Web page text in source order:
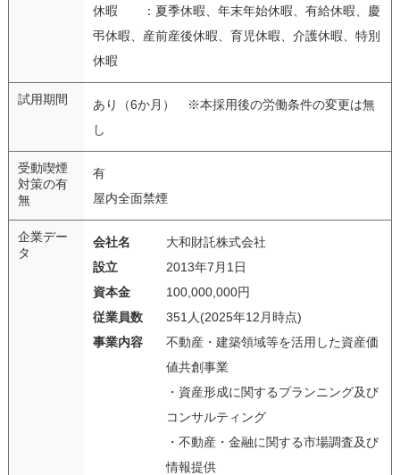
休暇 ：夏季休暇、年末年始休暇、有給休暇、慶
弔休暇、産前産後休暇、育児休暇、介護休暇、特別
休暇
試用期間
あり（6か月） ※本採用後の労働条件の変更は無
し
受動喫煙
対策の有
無
有
屋内全面禁煙
企業デー
タ
会社名
大和財託株式会社
設立
2013年7月1日
資本金
100,000,000円
従業員数
351人(2025年12月時点)
事業内容
不動産・建築領域等を活用した資産価
値共創事業
・資産形成に関するプランニング及び
コンサルティング
・不動産・金融に関する市場調査及び
情報提供